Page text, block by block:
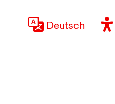
Deutsch